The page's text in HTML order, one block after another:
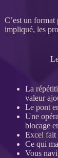
C’est un format
impliqué, les
La
valeur
Le pont
Une
blocage
Excel fait
Ce qui
Vous